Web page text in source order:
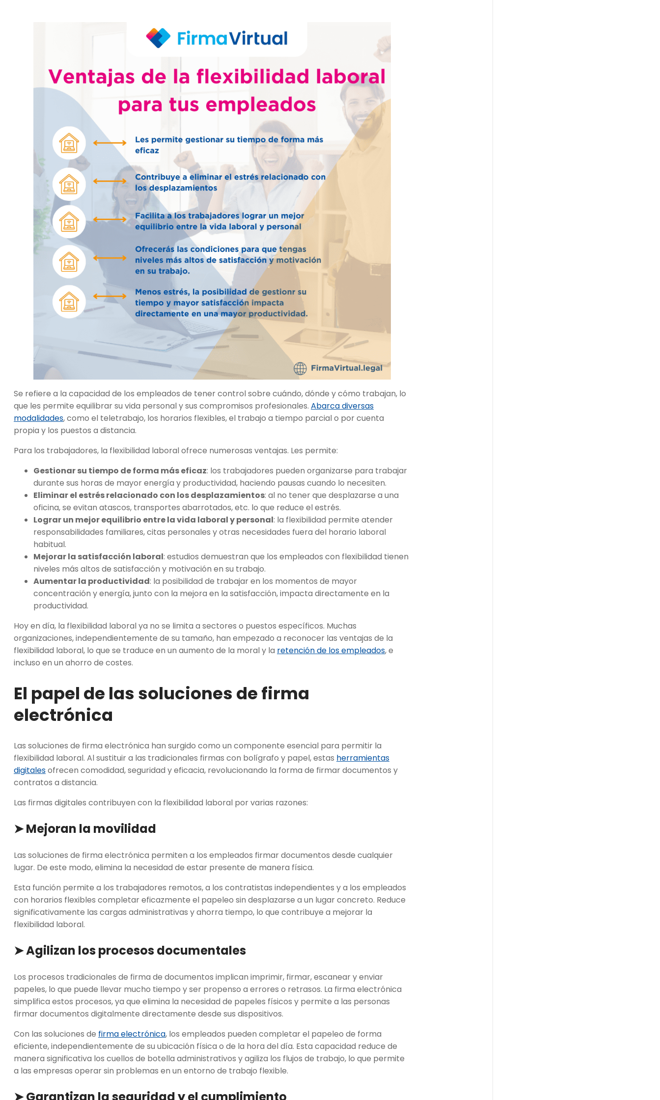
Se refiere a la capacidad de los empleados de tener control sobre cuándo, dónde y cómo trabajan, lo
que les permite equilibrar su vida personal y sus compromisos profesionales. Abarca diversas
modalidades, como el teletrabajo, los horarios flexibles, el trabajo a tiempo parcial o por cuenta
propia y los puestos a distancia.
Para los trabajadores, la flexibilidad laboral ofrece numerosas ventajas. Les permite:
Gestionar su tiempo de forma más eficaz: los trabajadores pueden organizarse para trabajar
durante sus horas de mayor energía y productividad, haciendo pausas cuando lo necesiten.
Eliminar el estrés relacionado con los desplazamientos: al no tener que desplazarse a una
oficina, se evitan atascos, transportes abarrotados, etc. lo que reduce el estrés.
Lograr un mejor equilibrio entre la vida laboral y personal: la flexibilidad permite atender
responsabilidades familiares, citas personales y otras necesidades fuera del horario laboral
habitual.
Mejorar la satisfacción laboral: estudios demuestran que los empleados con flexibilidad tienen
niveles más altos de satisfacción y motivación en su trabajo.
Aumentar la productividad: la posibilidad de trabajar en los momentos de mayor
concentración y energía, junto con la mejora en la satisfacción, impacta directamente en la
productividad.
Hoy en día, la flexibilidad laboral ya no se limita a sectores o puestos específicos. Muchas
organizaciones, independientemente de su tamaño, han empezado a reconocer las ventajas de la
flexibilidad laboral, lo que se traduce en un aumento de la moral y la retención de los empleados, e
incluso en un ahorro de costes.
El papel de las soluciones de firma
electrónica
Las soluciones de firma electrónica han surgido como un componente esencial para permitir la
flexibilidad laboral. Al sustituir a las tradicionales firmas con bolígrafo y papel, estas herramientas
digitalesofrecen comodidad, seguridad y eficacia, revolucionando la forma de firmar documentos y
contratos a distancia.
Las firmas digitales contribuyen con la flexibilidad laboral por varias razones:
➤ Mejoran la movilidad
Las soluciones de firma electrónica permiten a los empleados firmar documentos desde cualquier
lugar. De este modo, elimina la necesidad de estar presente de manera física.
Esta función permite a los trabajadores remotos, a los contratistas independientes y a los empleados
con horarios flexibles completar eficazmente el papeleo sin desplazarse a un lugar concreto. Reduce
significativamente las cargas administrativas y ahorra tiempo, lo que contribuye a mejorar la
flexibilidad laboral.
➤ Agilizan los procesos documentales
Los procesos tradicionales de firma de documentos implican imprimir, firmar, escanear y enviar
papeles, lo que puede llevar mucho tiempo y ser propenso a errores o retrasos. La firma electrónica
simplifica estos procesos, ya que elimina la necesidad de papeles físicos y permite a las personas
firmar documentos digitalmente directamente desde sus dispositivos.
Con las soluciones de firma electrónica, los empleados pueden completar el papeleo de forma
eficiente, independientemente de su ubicación física o de la hora del día. Esta capacidad reduce de
manera significativa los cuellos de botella administrativos y agiliza los flujos de trabajo, lo que permite
a las empresas operar sin problemas en un entorno de trabajo flexible.